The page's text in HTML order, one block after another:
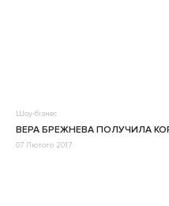
Шоу-бізнес
ВЕРА БРЕЖНЕВА ПОЛУЧИЛА
07 Лютого 2017